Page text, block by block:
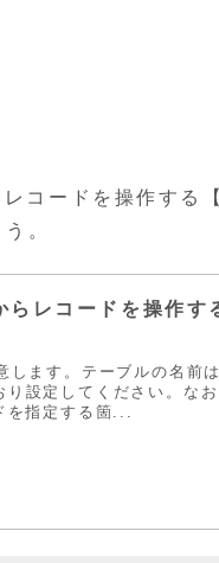
ードを操作する
。
レコードを操作す
ます。テーブルの名前
設定してください。な
を指定する箇...